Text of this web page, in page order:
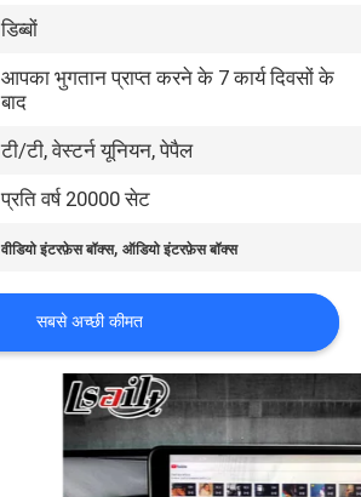
डिब्बों
आपका भुगतान प्राप्त करने के 7 कार्य दिवसों के
बाद
टी/टी, वेस्टर्न यूनियन, पेपैल
प्रति वर्ष 20000 सेट
वीडियो इंटरफ़ेस बॉक्स,ऑडियो इंटरफ़ेस बॉक्स
सबसे अच्छी कीमत